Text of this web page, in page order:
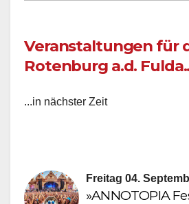
Veranstaltungen für
Rotenburg a.d.
...in nächster Zeit
Freitag 04.
»ANNOTOPIA